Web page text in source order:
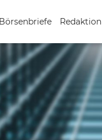
Börsenbriefe Redaktion